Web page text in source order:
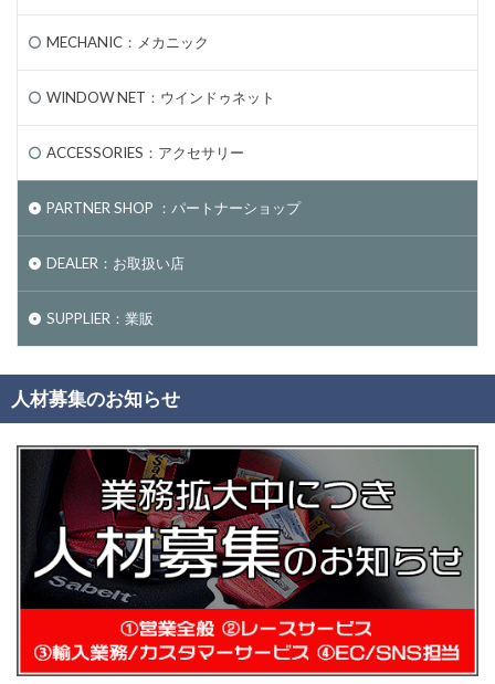
MECHANIC：メカニック
WINDOW NET：ウインドゥネット
ACCESSORIES：アクセサリー
PARTNER SHOP ：パートナーショップ
DEALER：お取扱い店
SUPPLIER：業販
人材募集のお知らせ